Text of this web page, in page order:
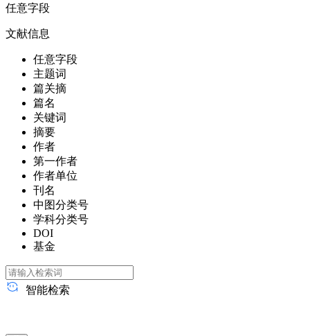
任意字段
文献信息
任意字段
主题词
篇关摘
篇名
关键词
摘要
作者
第一作者
作者单位
刊名
中图分类号
学科分类号
DOI
基金
智能检索